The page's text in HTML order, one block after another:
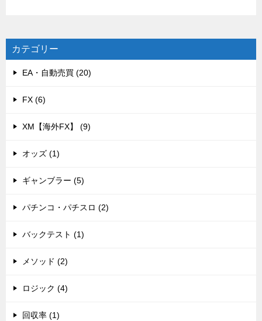
カテゴリー
EA・自動売買 (20)
FX (6)
XM【海外FX】 (9)
オッズ (1)
ギャンブラー (5)
パチンコ・パチスロ (2)
バックテスト (1)
メソッド (2)
ロジック (4)
回収率 (1)